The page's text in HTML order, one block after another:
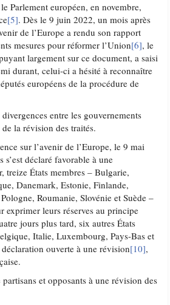
Parlement européen, en novembre,
[5]. Dès le 9 juin 2022, un mois après
de l’Europe a rendu son rapport
mesures pour réformer l’Union[6], le
largement sur ce document, a saisi
durant, celui-ci a hésité à reconnaître
européens de la procédure de
entre les gouvernements
la révision des traités.
sur l’avenir de l’Europe, le 9 mai
déclaré favorable à une
treize États membres – Bulgarie,
Danemark, Estonie, Finlande,
Roumanie, Slovénie et Suède –
exprimer leurs réserves au principe
jours plus tard, six autres États
Italie, Luxembourg, Pays-Bas et
ouverte à une révision[10],
et opposants à une révision des